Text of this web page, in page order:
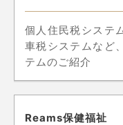
個人住民税システ
車税システムなど
テムのご紹介
Reams保健福祉